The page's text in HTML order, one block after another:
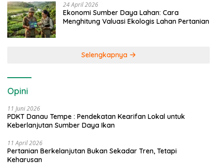
24 April 2026
Ekonomi Sumber Daya Lahan: Cara
Menghitung Valuasi Ekologis Lahan Pertanian
Selengkapnya
Opini
11 Juni 2026
PDKT Danau Tempe : Pendekatan Kearifan Lokal untuk
Keberlanjutan Sumber Daya Ikan
11 April 2026
Pertanian Berkelanjutan Bukan Sekadar Tren, Tetapi
Keharusan